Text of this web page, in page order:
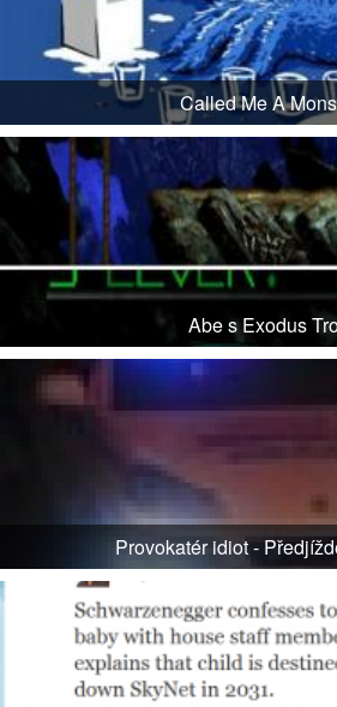
Called Me A
Abe s Exodus
Provokatér idiot -